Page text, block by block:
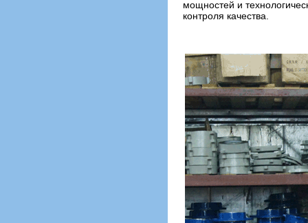
мощностей и
контроля качества.